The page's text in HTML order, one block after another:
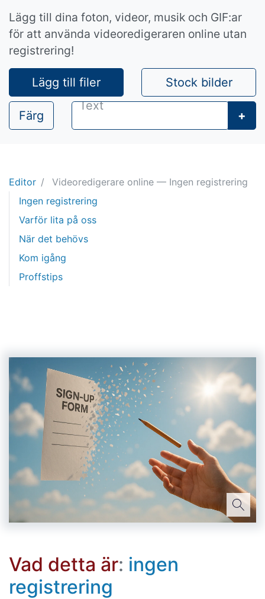
Lägg till dina foton, videor, musik och GIF:ar
för att använda videoredigeraren online utan
registrering!
Lägg till filer Stock bilder
Färg +
Editor
Videoredigerare online — Ingen registrering
Ingen registrering
Varför lita på oss
När det behövs
Kom igång
Proffstips
Vad detta är: ingen
registrering